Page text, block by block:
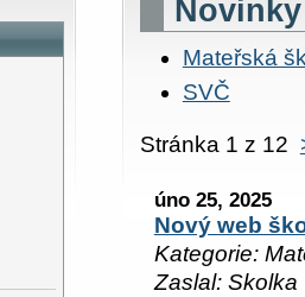
Novinky
Mateřská
SVČ
Stránka 1 z 12
úno 25, 2025
Nový web
Kategorie:
Zaslal: Skolka